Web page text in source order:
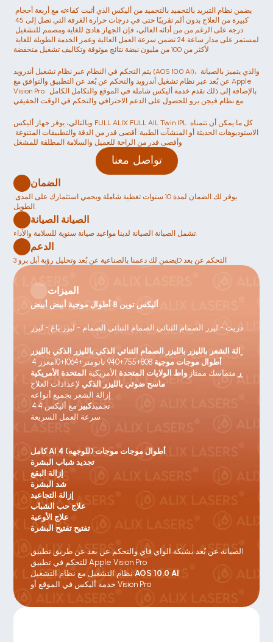
كبيرة من العلاج بدون ألم تقريبًا حتى في درجات حرارة الغرفة التي تصل إلى 45
درجة على الرغم من من أدائه العالي، فإن الجهاز هادئ للغاية ومصمم للتشغيل
المستمر على مدار ساعة 24 تضمن سرعة العمل العالية وعمر الخدمة الطويلة للغاية
لأكثر من 100 من مليون نبضة نتائج موثوقة وتكاليف تشغيل منخفضة
يتم التحكم في النظام عبر نظام تشغيل أندرويد (AOS 10.0 AI)، والذي يتميز بالصيانة
عن بُعد عبر نظام تشغيل أندرويد والتحكم عن بُعد عن التطبيق والتوافق مع Apple
Vision Pro. بالإضافة إلى ذلك تقدم خدمة أليكس شاملة في الموقع والتكامل الكامل
مع نظام فيجن برو للحصول على الدعم الاحترافي والتحكم في الوقت الحقيقي.
وبالتالي، يوفر جهاز أليكس FULL ALIX FULL AIL Twin IPL كل ما يمكن أن تتمناه
الاستوديوهات الحديثة أو المنشآت الطبية: أقصى قدر من الدقة والتطبيقات المتنوعة
وأقصى قدر من الراحة للعميل والسلامة المطلقة للمشغل
تواصل معنا
الضمان
يوفر لك الضمان لمدة 10 سنوات تغطية شاملة ويحمي استثمارك على المدى
الطويل.
تشمل الصيانة الصيانة لدينا مواعيد صيانة سنوية للسلامة والأداء.
الدعم
الميزات
أليكس توين 8 أطوال موجية أبيض أبيض
إزالة الشعر بالليزر بالليزر الصمام الثنائي الذكي بالليزر الذكي بالليزر
4
أطوال موجات موجية
ليزر متماسك ممتاز واط الولايات المتحدة الأمريكية المتحدة الأمريكية
ماسح ضوئي بالليزر الذكي لإعدادات العلاج
إزالة الشعر بجميع أنواعه
4 4 تجميدكبير مع أليكس
سرعة العمل السريعة
كامل AI 4 أطوال موجات موجات (للوجهه)
تجديد شباب البشرة
إزالة البقع
شد البشرة
إزالة التجاعيد
علاج حب الشباب
علاج الأوعية
تفتيح تفتيح البشرة
للتحكم في تطبيق Apple Vision Pro
نظام التشغيل مع نظام التشغيل AOS 10.0 AI
خدمة أليكس في الموقع أو Vision Pro